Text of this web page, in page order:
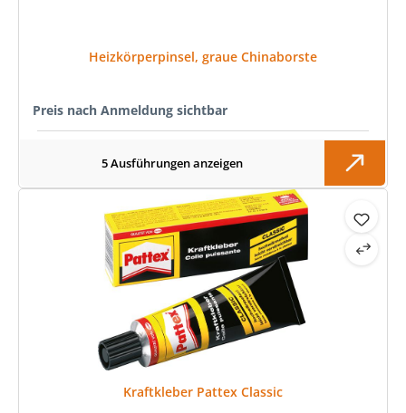
Heizkörperpinsel, graue Chinaborste
Preis nach Anmeldung sichtbar
5 Ausführungen anzeigen
Kraftkleber Pattex Classic